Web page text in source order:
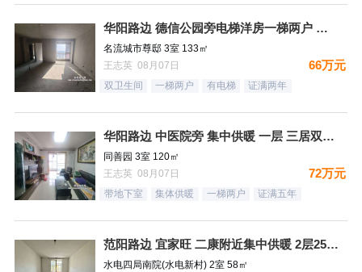
华阳路边 德信公园旁电梯洋房一梯两户 三居双卫 66万！
名流城市尊邸 3室 133㎡
王志英 08月07日
66万元
双卫生间 一梯两户 有电梯 证满两年
华阳路边 中医院旁 集中供暖 一层 三居双卫72万
同善园 3室 120㎡
王志英 08月07日
72万元
带地下室 集体供暖 一梯两户 证满五年
范阳路边 宜家旺 二康附近集中供暖 2层25万！
水电四局南院(水电新村) 2室 58㎡